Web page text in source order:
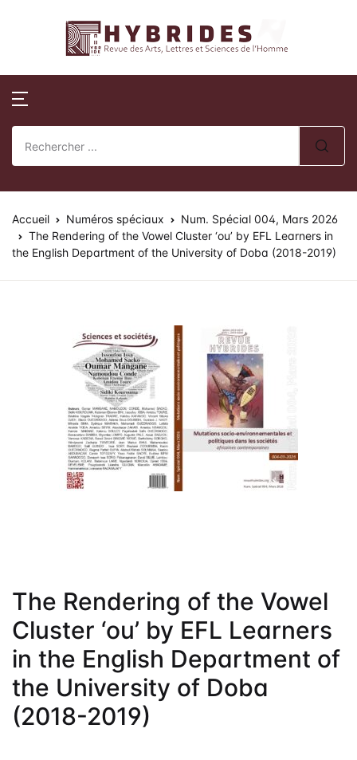
Revue Hybrides
Accueil
Publications
Numéros
Actes de
Revue Hybrides
Revue
Sur la révue
Comité
Politique
Frais de
Publication
Malpractice
Actualités
Compte
Se souvenir de Mot de passe
Se Connecter
Accueil Numéros spéciaux
Num. Spécial 004, Mars 2026
The Rendering of the Vowel Cluster ‘ou’ by EFL Learners in
the English Department of the University of Doba (2018-2019)
The Rendering of the Vowel
Cluster ‘ou’ by EFL Learners
in the English Department of
the University of Doba
(2018-2019)